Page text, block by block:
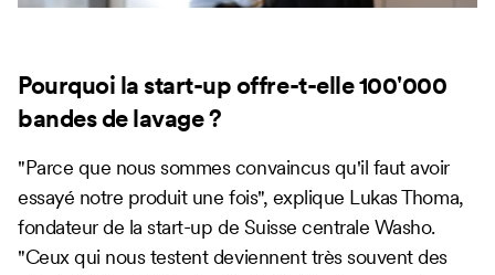
Pourquoi la start-up offre-t-elle 100'000
bandes de lavage ?
"Parce que nous sommes convaincus qu'il faut avoir
essayé notre produit une fois", explique Lukas Thoma,
fondateur de la start-up de Suisse centrale Washo.
"Ceux qui nous testent deviennent très souvent des